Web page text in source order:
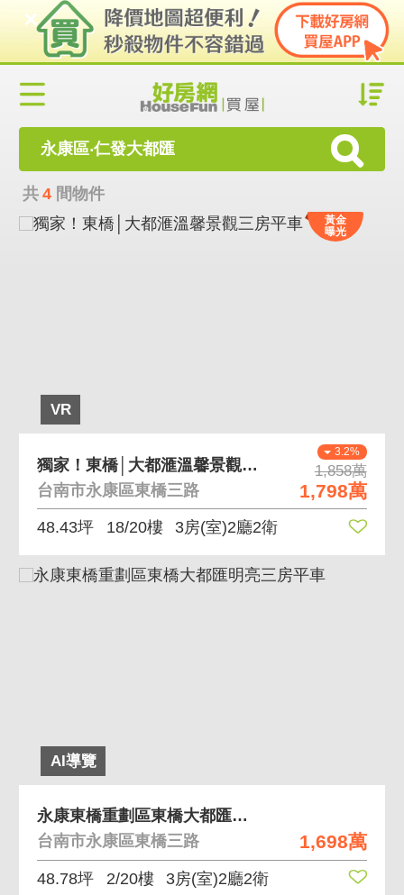
永康區‧仁發大都匯
共 4 間物件
VR
黃金
曝光
3.2%
1,858萬
1,798萬
獨家！東橋│大都滙溫馨景觀三房平車
台南市永康區東橋三路
48.43坪 18/20樓 3房(室)2廳2衛
AI導覽
1,698萬
永康東橋重劃區東橋大都匯明亮三房平車
台南市永康區東橋三路
48.78坪 2/20樓 3房(室)2廳2衛